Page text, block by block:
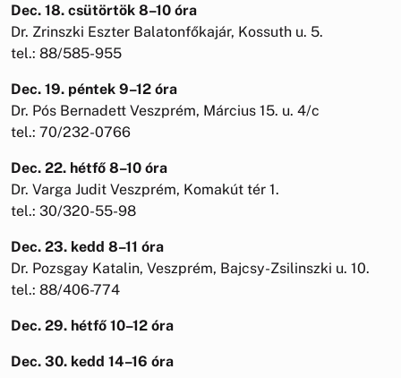
Dec. 18. csütörtök 8–10 óra
Dr. Zrinszki Eszter Balatonfőkajár, Kossuth u. 5.
tel.: 88/585-955
Dec. 19. péntek 9–12 óra
Dr. Pós Bernadett Veszprém, Március 15. u. 4/c
tel.: 70/232-0766
Dec. 22. hétfő 8–10 óra
Dr. Varga Judit Veszprém, Komakút tér 1.
tel.: 30/320-55-98
Dec. 23. kedd 8–11 óra
Dr. Pozsgay Katalin, Veszprém, Bajcsy-Zsilinszki u. 10.
tel.: 88/406-774
Dec. 29. hétfő 10–12 óra
Dec. 30. kedd 14–16 óra